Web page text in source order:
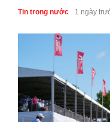
bảng nữ sau vòng 1
Quốc gia 2026
Tin trong nước 1 ngày